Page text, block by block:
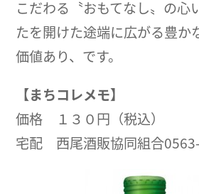
こだわる〝おもてなし〟の心
たを開けた途端に広がる豊か
価値あり、です。
【まちコレメモ】
価格 １３０円（税込）
宅配 西尾酒販協同組合